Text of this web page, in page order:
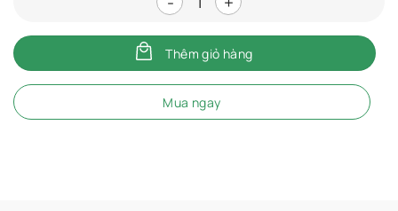
Nắp vặn máy ép Omega
Thêm giỏ hàng
Mua ngay